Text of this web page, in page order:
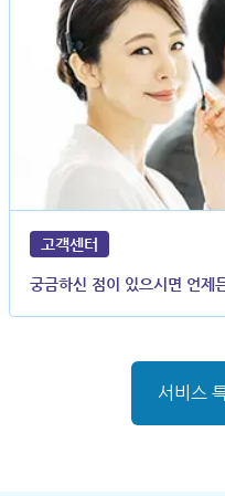
고객센터
궁금하신 점이 있으시면 언제
서비스